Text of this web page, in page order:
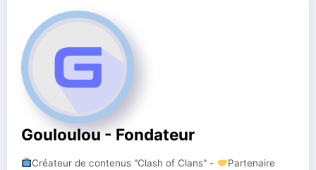
Gouloulou - Fondateur
Créateur de contenus "Clash of Clans" -
Partenaire